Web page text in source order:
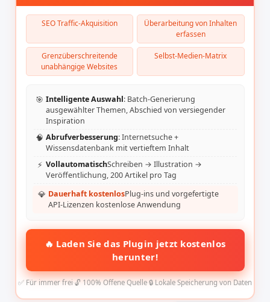
SEO Traffic-Akquisition
Überarbeitung von Inhalten
erfassen
Grenzüberschreitende
unabhängige Websites
Selbst-Medien-Matrix
🎯 Intelligente Auswahl: Batch-Generierung
ausgewählter Themen, Abschied von versiegender
Inspiration
🧠 Abrufverbesserung: Internetsuche +
Wissensdatenbank mit vertieftem Inhalt
⚡ VollautomatischSchreiben → Illustration →
Veröffentlichung, 200 Artikel pro Tag
💎 Dauerhaft kostenlosPlug-ins und vorgefertigte
API-Lizenzen kostenlose Anwendung
🔥 Laden Sie das Plugin jetzt kostenlos
herunter!
✅ Für immer frei·🔓 100% Offene Quelle·🔒 Lokale Speicherung von Daten